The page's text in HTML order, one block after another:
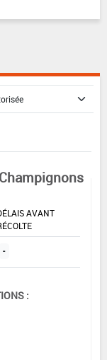
AVANT
-
: